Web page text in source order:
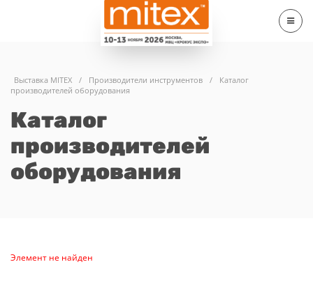
Выставка MITEX / Производители инструментов /
Каталог
производителей оборудования
Каталог
производителей
оборудования
Элемент не найден